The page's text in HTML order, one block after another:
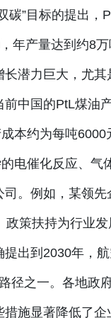
碳”目标的提出
年产量达到约8
潜力巨大，尤
中国的PtL煤油
本约为每吨
电催化反应、气
司。例如，某领
策扶持为行业
出到2030年，
径之一。各地政
施显著降低了